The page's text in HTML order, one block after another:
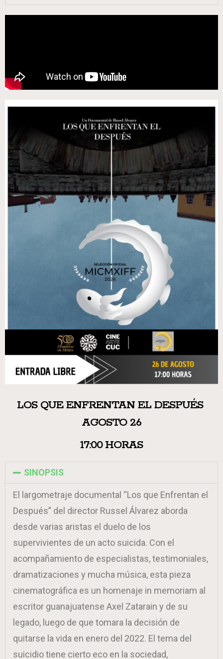
LOS QUE ENFRENTAN EL DESPUÉS
AGOSTO 26
17:00 HORAS
SINOPSIS
El largometraje documental “Los que Enfrentan el
Después” del director Russel Álvarez aborda
desde varias aristas el duelo de los
supervivientes de un acto suicida. Con el
acompañamiento de especialistas, testimoniales,
dramatizaciones y mucha música, esta pieza
cinematográfica es un homenaje in memoriam al
escritor guanajuatense Axel Zatarain y de su
legado, luego de que tomara la decisión de
quitarse la vida en enero del 2022. El tema del
suicidio tiene cierto eco en la sociedad,